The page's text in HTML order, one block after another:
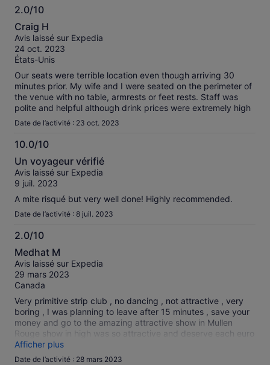
beautiful and classy is crazy … crazy horse baby ❤️
&#x1f484;&#x1f377;
2.0/10
2.0
sur
10
Craig H
Avis laissé sur Expedia
24 oct. 2023
États-Unis
Our seats were terrible location even though arriving 30
minutes prior. My wife and I were seated on the perimeter of
the venue with no table, armrests or feet rests. Staff was
polite and helpful although drink prices were extremely high
Date de l’activité : 23 oct. 2023
10.0/10
10.0
sur
10
Un voyageur vérifié
Avis laissé sur Expedia
9 juil. 2023
A mite risqué but very well done! Highly recommended.
Date de l’activité : 8 juil. 2023
2.0/10
2.0
sur
10
Medhat M
Avis laissé sur Expedia
29 mars 2023
Canada
Very primitive strip club , no dancing , not attractive , very
boring , I was planning to leave after 15 minutes , save your
money and go to the amazing attractive show in Mullen
Rouge show in high was so attractive and deserve each euro
.Afficher plus
Date de l’activité : 28 mars 2023